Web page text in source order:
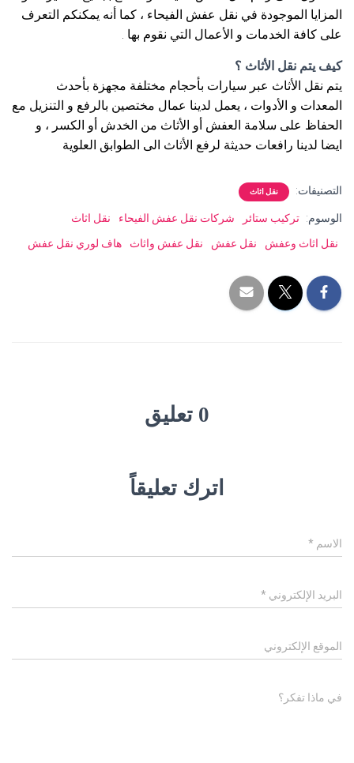
المزايا الموجودة في نقل عفش الفيحاء ، كما أنه يمكنكم التعرف
على كافة الخدمات و الأعمال التي نقوم بها .
كيف يتم نقل الأثاث ؟
يتم نقل الأثاث عبر سيارات بأحجام مختلفة مجهزة بأحدث
المعدات و الأدوات ، يعمل لدينا عمال مختصين بالرفع و التنزيل مع
الحفاظ على سلامة العفش أو الأثاث من الخدش أو الكسر ، و
ايضا لدينا رافعات حديثة لرفع الأثاث الى الطوابق العلوية
التصنيفات: نقل اثاث
الوسوم: تركيب ستائر شركات نقل عفش الفيحاء
نقل اثاث
نقل اثاث وعفش
نقل عفش نقل عفش واثاث هاف لوري نقل عفش
0 تعليق
اترك تعليقاً
الاسم *
البريد الإلكتروني *
الموقع الإلكتروني
في ماذا تفكر؟